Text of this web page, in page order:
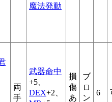
魔法発動
両
手
武器命中
+5、
DEX+2、
損
傷
あ
ブ
ロ
ン
6